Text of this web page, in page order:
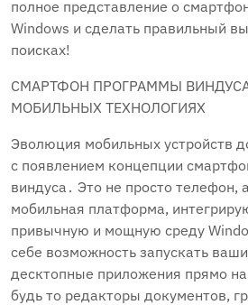
полное представление о
Windows и сделать правильный
поисках!
СМАРТФОН ПРОГРАММЫ
МОБИЛЬНЫХ ТЕХНОЛОГИЯХ
Эволюция мобильных устройств
с появлением концепции
виндуса․ Это не просто телефон,
мобильная платформа,
привычную и мощную среду
себе возможность запускать
десктопные приложения прямо
будь то редакторы документов,